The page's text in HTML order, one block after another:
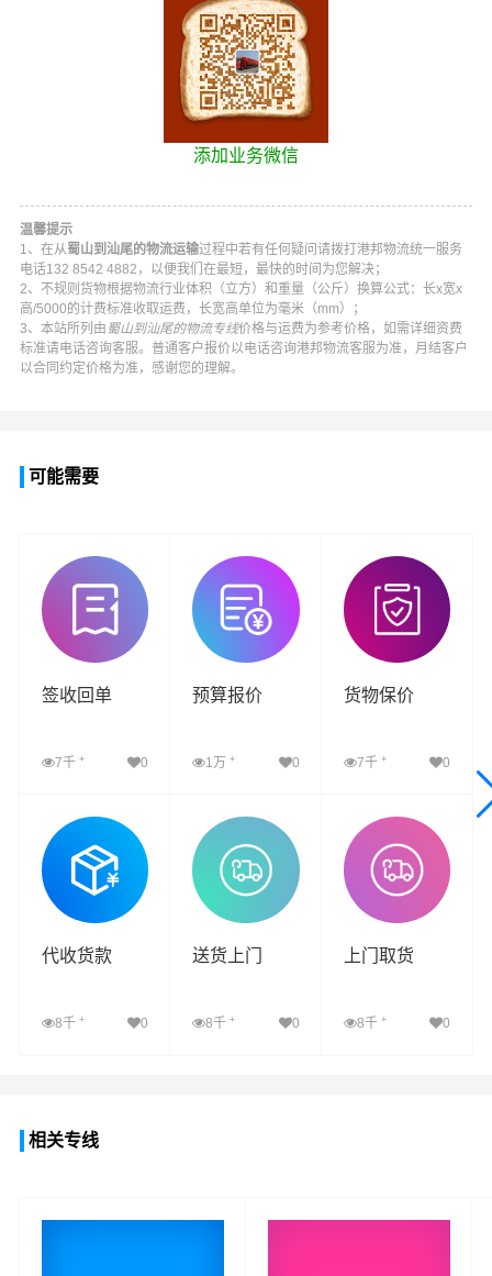
添加业务微信
温馨提示
1、在从蜀山到汕尾的物流运输过程中若有任何疑问请拨打 港邦物流统一服务
电话132 8542 4882 ，以便我们在最短，最快的时间为您解决；
2、不规则货物根据物流行业体积（立方）和重量（公斤）换算公式：长x宽x
高/5000的计费标准收取运费，长宽高单位为毫米（mm）；
3、本站所列由蜀山到汕尾的物流专线价格与运费为参考价格，如需详细资费
标准请电话咨询客服。普通客户报价以电话咨询港邦物流客服为准，月结客户
以合同约定价格为准，感谢您的理解。
可能需要
签收回单
7千 + 0
查看详细
预算报价
1万+ 0
查看详细
货物保价
7千 + 0
查看详细
代收货款
8千 + 0
送货上门
8千+ 0
上门取货
8千 + 0
相关专线